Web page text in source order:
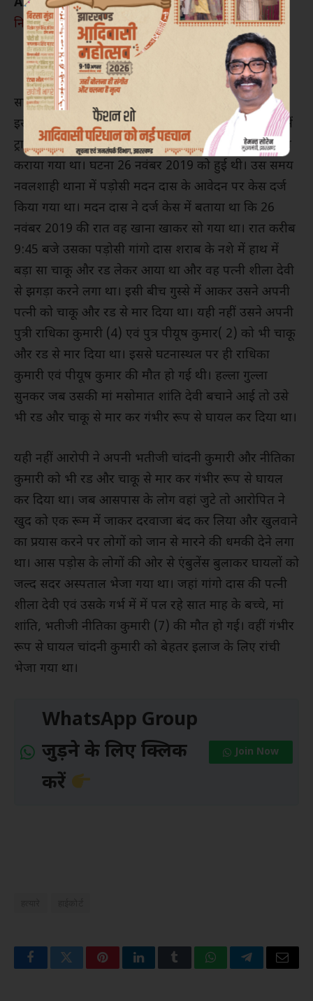
Also Read :पहलगाम हमले के विरोध में CIP रांची ने
निकाला कैंडल मार्च
साथ ही 10 हजार रुपये का जुर्माना लगाया था। गांगो दास ने
इसे हाई कोर्ट ने चुनौती दी थी। कोडरमा की निचली अदालत में
ट्रायल के दौरान अभियोजन की ओर से 10 गवाहों का परीक्षण
कराया गया था। घटना 26 नवंबर 2019 को हुई थी। उस समय
नवलशाही थाना में पड़ोसी मदन दास के आवेदन पर केस दर्ज
किया गया था। मदन दास ने दर्ज केस में बताया था कि 26
नवंबर 2019 की रात वह खाना खाकर सो गया था। रात करीब
9:45 बजे उसका पड़ोसी गांगो दास शराब के नशे में हाथ में
बड़ा सा चाकू और रड लेकर आया था और वह पत्नी शीला देवी
से झगड़ा करने लगा था। इसी बीच गुस्से में आकर उसने अपनी
पत्नी को चाकू और रड से मार दिया था। यही नहीं उसने अपनी
पुत्री राधिका कुमारी (4) एवं पुत्र पीयूष कुमार( 2) को भी चाकू
और रड से मार दिया था। इससे घटनास्थल पर ही राधिका
कुमारी एवं पीयूष कुमार की मौत हो गई थी। हल्ला गुल्ला
सुनकर जब उसकी मां मसोमात शांति देवी बचाने आई तो उसे
भी रड और चाकू से मार कर गंभीर रूप से घायल कर दिया था।
यही नहीं आरोपी ने अपनी भतीजी चांदनी कुमारी और नीतिका
कुमारी को भी रड और चाकू से मार कर गंभीर रूप से घायल
कर दिया था। जब आसपास के लोग वहां जुटे तो आरोपित ने
खुद को एक रूम में जाकर दरवाजा बंद कर लिया और खुलवाने
का प्रयास करने पर लोगों को जान से मारने की धमकी देने लगा
था। आस पड़ोस के लोगों की ओर से एंबुलेंस बुलाकर घायलों को
जल्द सदर अस्पताल भेजा गया था। जहां गांगो दास की पत्नी
शीला देवी एवं उसके गर्भ में में पल रहे सात माह के बच्चे, मां
शांति, भतीजी नीतिका कुमारी (7) की मौत हो गई। वहीं गंभीर
रूप से घायल चांदनी कुमारी को बेहतर इलाज के लिए रांची
भेजा गया था।
WhatsApp Group
जुड़ने के लिए क्लिक
करें
Join Now
FacebookTwitterPinterestLinkedInTumblrWhatsAppTelegramEmail